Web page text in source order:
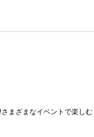
まざまなイベントで楽し